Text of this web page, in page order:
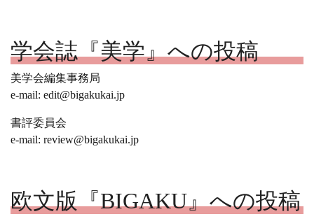
学会誌『美学』への投稿
美学会編集事務局
e-mail: edit@bigakukai.jp
書評委員会
e-mail: review@bigakukai.jp
欧文版『BIGAKU』への投稿